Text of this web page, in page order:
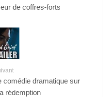
de coffres-forts
comédie dramatique sur
rédemption